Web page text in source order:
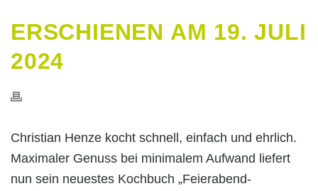
ERSCHIENEN AM 19. JULI
2024
Christian Henze kocht schnell, einfach und ehrlich.
Maximaler Genuss bei minimalem Aufwand liefert
nun sein neuestes Kochbuch „Feierabend-